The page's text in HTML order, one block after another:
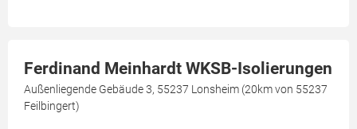
Ferdinand Meinhardt WKSB-Isolierungen
Außenliegende Gebäude 3, 55237 Lonsheim (20km von 55237
Feilbingert)